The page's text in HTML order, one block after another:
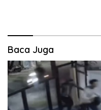
Baca Juga